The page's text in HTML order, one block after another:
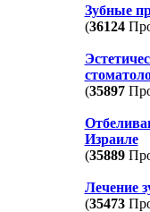
Зубные
(36124
(35897
Израиле
(35889
Лечение
(35473